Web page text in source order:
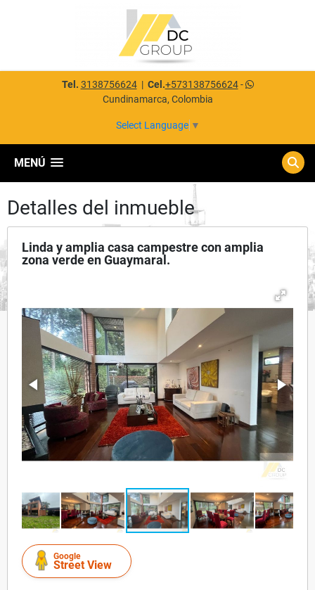
Tel. 3138756624| Cel.+573138756624-
Cundinamarca, Colombia
Select Language ▼
MENÚ
Detalles del inmueble
Linda y amplia casa campestre con amplia
zona verde en Guaymaral.
Google
Street View